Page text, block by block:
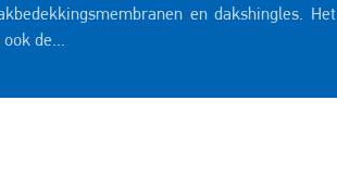
en dakshingles. Het
ook de...